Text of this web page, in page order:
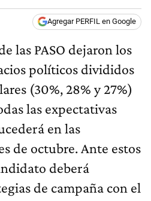
Agregar PERFIL en Google
las PASO dejaron los
políticos divididos
(30%, 28% y 27%)
las expectativas
en las
de octubre. Ante estos
deberá
de campaña con el